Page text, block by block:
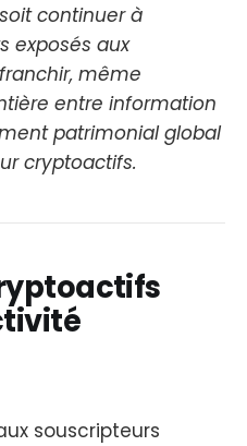
continuer à
exposés aux
même
entre information
patrimonial global
cryptoactifs.
souscripteurs